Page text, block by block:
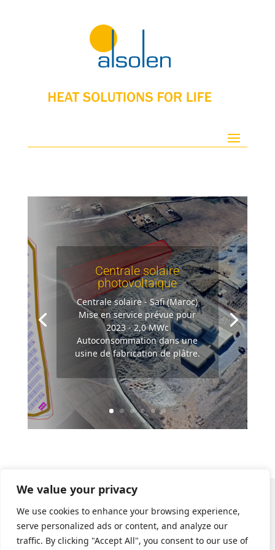
We value your privacy
We use cookies to enhance your browsing experience,
serve personalized ads or content, and analyze our
traffic. By clicking "Accept All", you consent to our use of
Centrale solaire
photovoltaïque
Centrale solaire - Safi (Maroc)
Mise en service prévue pour
2023 - 2,0 MWc
Autoconsommation dans une
usine de fabrication de plâtre.